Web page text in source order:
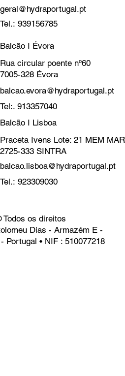
geral@hydraportugal.pt
Tel.: 939156785
Balcão I Évora
Rua circular poente nº60
7005-328 Évora
balcao.evora@hydraportugal.pt
Tel:. 913357040
Balcão I Lisboa
Praceta Ivens Lote: 21 MEM
2725-333 SINTRA
balcao.lisboa@hydraportugal.pt
Tel.: 923309030
os direitos
Dias - Armazém E -
Portugal • NIF : 510077218